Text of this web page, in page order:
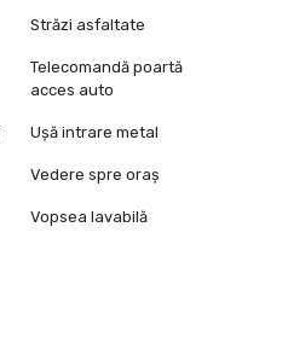
Străzi asfaltate
Telecomandă poartă
acces auto
Ușă intrare metal
Vedere spre oraș
Vopsea lavabilă